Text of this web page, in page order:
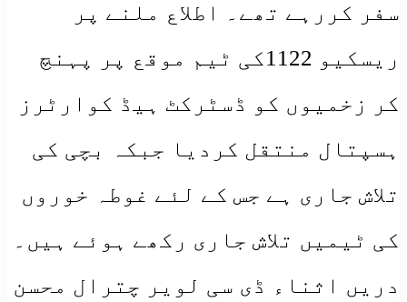
سفر کررہے تھے۔ اطلاع ملنے پر
ریسکیو 1122کی ٹیم موقع پر پہنچ
کر زخمیوں کو ڈسٹرکٹ ہیڈ کوارٹرز
ہسپتال منتقل کردیا جبکہ بچی کی
تلاش جاری ہے جس کے لئے غوطہ خوروں
کی ٹیمیں تلاش جاری رکھے ہوئے ہیں۔
دریں اثناء ڈی سی لویر چترال محسن